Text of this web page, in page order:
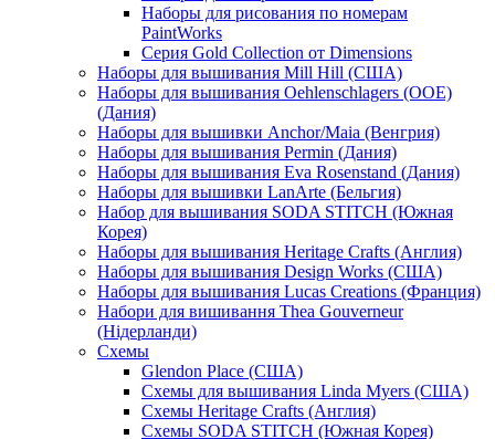
Наборы для рисования по номерам
PaintWorks
Серия Gold Collection от Dimensions
Наборы для вышивания Mill Hill (США)
Наборы для вышивания Oehlenschlagers (OOE)
(Дания)
Наборы для вышивки Anchor/Maia (Венгрия)
Наборы для вышивания Permin (Дания)
Наборы для вышивания Eva Rosenstand (Дания)
Наборы для вышивки LanArte (Бельгия)
Набор для вышивания SODA STITCH (Южная
Корея)
Наборы для вышивания Heritage Crafts (Англия)
Наборы для вышивания Design Works (США)
Наборы для вышивания Lucas Creations (Франция)
Набори для вишивання Thea Gouverneur
(Нідерланди)
Схемы
Glendon Place (США)
Схемы для вышивания Linda Myers (США)
Схемы Heritage Crafts (Англия)
Схемы SODA STITCH (Южная Корея)